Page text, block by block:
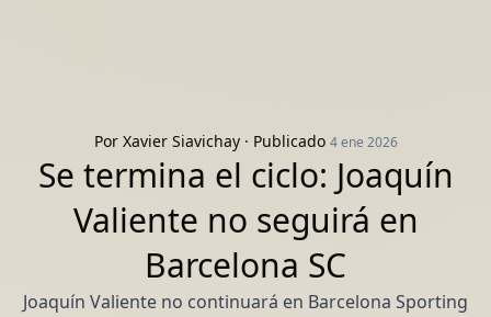
Por Xavier Siavichay· Publicado 4 ene 2026
Se termina el ciclo: Joaquín
Valiente no seguirá en
Barcelona SC
Joaquín Valiente no continuará en Barcelona Sporting